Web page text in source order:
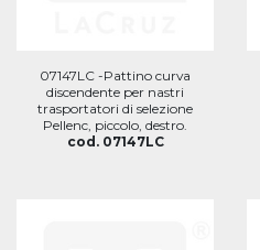
07147LC -Pattino curva
discendente per nastri
trasportatori di selezione
Pellenc, piccolo, destro.
cod. 07147LC